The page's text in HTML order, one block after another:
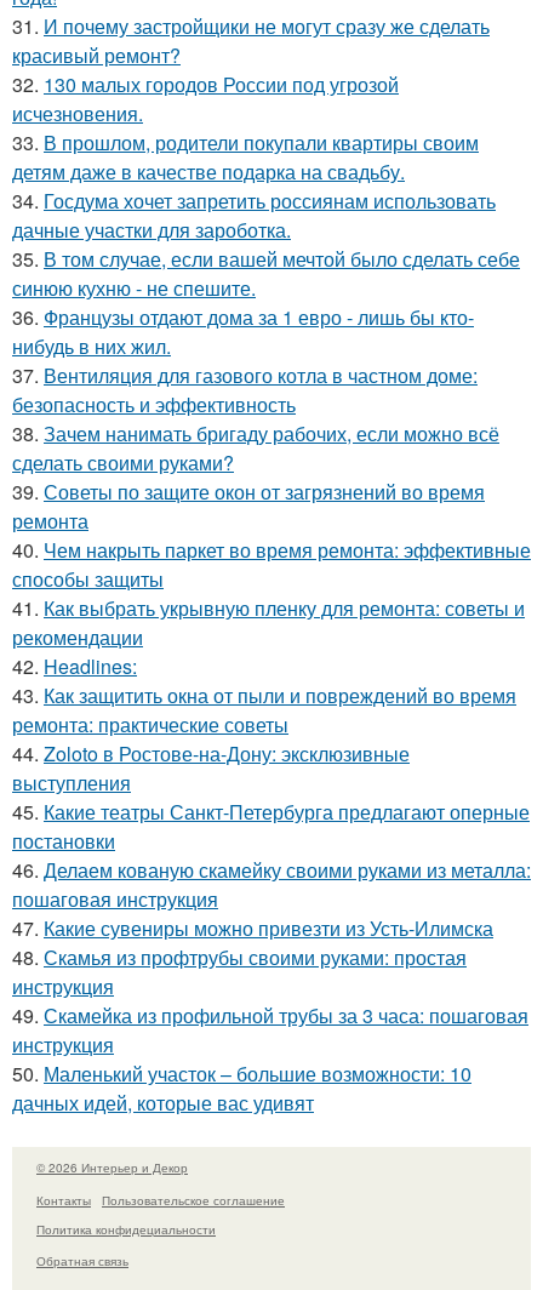
31. И почему застройщики не могут сразу же сделать
красивый ремонт?
32. 130 малых городов России под угрозой
исчезновения.
33. В прошлом, родители покупали квартиры своим
детям даже в качестве подарка на свадьбу.
34. Госдума хочет запретить россиянам использовать
дачные участки для зароботка.
35. В том случае, если вашей мечтой было сделать себе
синюю кухню - не спешите.
36. Французы отдают дома за 1 евро - лишь бы кто-
нибудь в них жил.
37. Вентиляция для газового котла в частном доме:
безопасность и эффективность
38. Зачем нанимать бригаду рабочих, если можно всё
сделать своими руками?
39. Советы по защите окон от загрязнений во время
ремонта
40. Чем накрыть паркет во время ремонта: эффективные
способы защиты
41. Как выбрать укрывную пленку для ремонта: советы и
рекомендации
42. Headlines:
43. Как защитить окна от пыли и повреждений во время
ремонта: практические советы
44. Zoloto в Ростове-на-Дону: эксклюзивные
выступления
45. Какие театры Санкт-Петербурга предлагают оперные
постановки
46. Делаем кованую скамейку своими руками из металла:
пошаговая инструкция
47. Какие сувениры можно привезти из Усть-Илимска
48. Скамья из профтрубы своими руками: простая
инструкция
49. Скамейка из профильной трубы за 3 часа: пошаговая
инструкция
50. Маленький участок – большие возможности: 10
дачных идей, которые вас удивят
© 2026 Интерьер и Декор
Контакты
Пользовательское соглашение
Политика конфидециальности
Обратная связь